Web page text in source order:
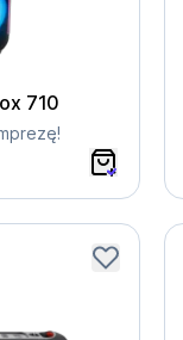
710